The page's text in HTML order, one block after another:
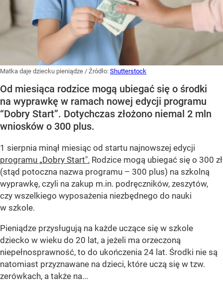
Matka daje dziecku pieniądze / Źródło: Shutterstock
Od miesiąca rodzice mogą ubiegać się o środki
na wyprawkę w ramach nowej edycji programu
“Dobry Start”. Dotychczas złożono niemal 2 mln
wniosków o 300 plus.
1 sierpnia minął miesiąc od startu najnowszej edycji
programu „Dobry Start". Rodzice mogą ubiegać się o 300 zł
(stąd potoczna nazwa programu – 300 plus) na szkolną
wyprawkę, czyli na zakup m.in. podręczników, zeszytów,
czy wszelkiego wyposażenia niezbędnego do nauki
w szkole.
Pieniądze przysługują na każde uczące się w szkole
dziecko w wieku do 20 lat, a jeżeli ma orzeczoną
niepełnosprawność, to do ukończenia 24 lat. Środki nie są
natomiast przyznawane na dzieci, które uczą się w tzw.
zerówkach, a także na...